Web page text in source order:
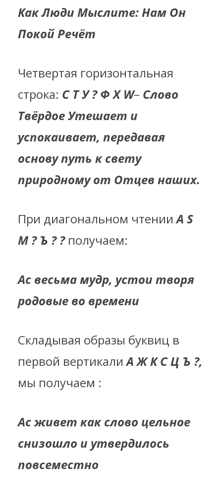
Как Люди Мыслите: Нам Он
Покой Речёт
Четвертая горизонтальная
строка: С Т У ? Ф Х W– Слово
Твёрдое Утешает и
успокаивает, передавая
основу путь к свету
природному от Отцев наших.
При диагональном чтенииА S
М ? Ъ ? ?получаем:
Ас весьма мудр, устои творя
родовые во времени
Складывая образы буквиц в
первой вертикалиА Ж К С Ц Ъ ?,
мы получаем :
Ас живет как слово цельное
снизошло и утвердилось
повсеместно